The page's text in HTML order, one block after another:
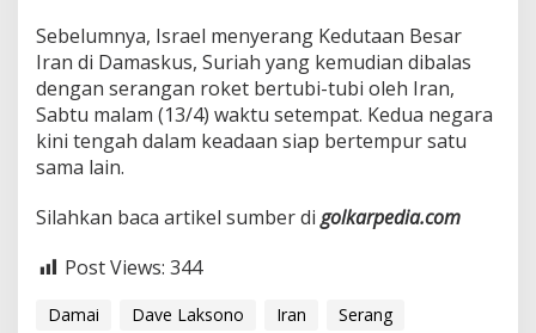
e
r
a
m
a
Sebelumnya, Israel menyerang Kedutaan Besar
Iran di Damaskus, Suriah yang kemudian dibalas
dengan serangan roket bertubi-tubi oleh Iran,
Sabtu malam (13/4) waktu setempat. Kedua negara
kini tengah dalam keadaan siap bertempur satu
sama lain.
Silahkan baca artikel sumber di golkarpedia.com
Post Views: 344
Damai Dave Laksono Iran Serang